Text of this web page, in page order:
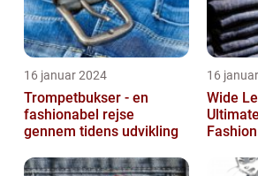
16 januar 2024
Trompetbukser - en
fashionabel rejse
gennem tidens udvikling
16
Wide